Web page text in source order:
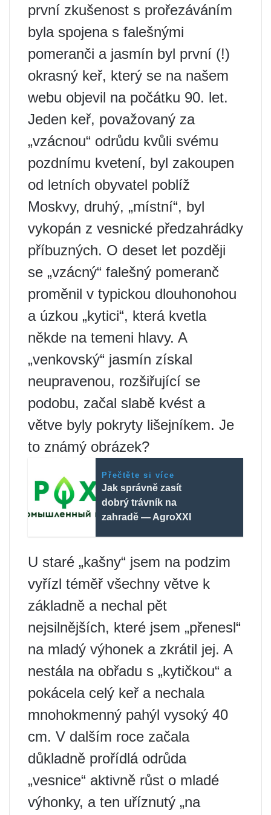
první zkušenost s prořezáváním
byla spojena s falešnými
pomeranči a jasmín byl první (!)
okrasný keř, který se na našem
webu objevil na počátku 90. let.
Jeden keř, považovaný za
„vzácnou“ odrůdu kvůli svému
pozdnímu kvetení, byl zakoupen
od letních obyvatel poblíž
Moskvy, druhý, „místní“, byl
vykopán z vesnické předzahrádky
příbuzných. O deset let později
se „vzácný“ falešný pomeranč
proměnil v typickou dlouhonohou
a úzkou „kytici“, která kvetla
někde na temeni hlavy. A
„venkovský“ jasmín získal
neupravenou, rozšiřující se
podobu, začal slabě kvést a
větve byly pokryty lišejníkem. Je
to známý obrázek?
Přečtěte si více
Jak správně zasít
dobrý trávník na
zahradě — AgroXXI
U staré „kašny“ jsem na podzim
vyřízl téměř všechny větve k
základně a nechal pět
nejsilnějších, které jsem „přenesl“
na mladý výhonek a zkrátil jej. A
nestála na obřadu s „kytičkou“ a
pokácela celý keř a nechala
mnohokmenný pahýl vysoký 40
cm. V dalším roce začala
důkladně prořídlá odrůda
„vesnice“ aktivně růst o mladé
výhonky, a ten uříznutý „na